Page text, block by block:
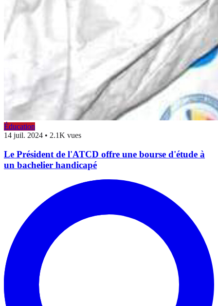
Éducation
14 juil. 2024 • 2.1K vues
Le Président de l'ATCD offre une bourse d'étude à
un bachelier handicapé